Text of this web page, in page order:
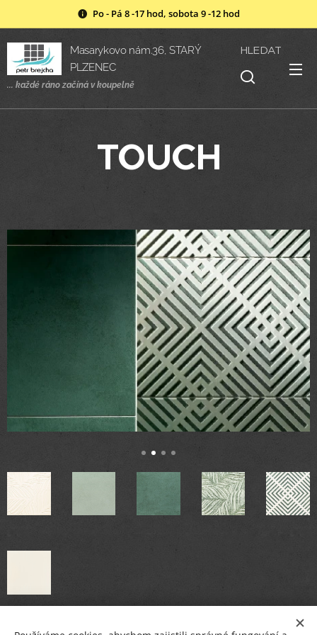
Po - Pá 8 -17 hod, sobota 9 -12 hod
Masarykovo nám.36, STARÝ
PLZENEC
... každé ráno začíná v koupelně
HLEDAT
TOUCH